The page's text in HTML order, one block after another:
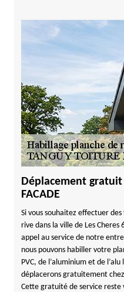
Déplacement gratuit
FACADE
Si vous souhaitez effectuer
rive dans la ville de Les
appel au service de notre
nous pouvons habiller votre
PVC, de l’aluminium et de
déplacerons gratuitement
Cette gratuité de service reste